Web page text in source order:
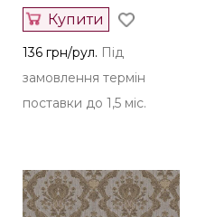
Купити
136 грн/рул. Під
замовлення термін
поставки до 1,5 міс.